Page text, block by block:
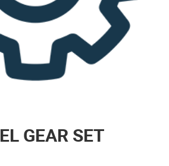
GEAR SET